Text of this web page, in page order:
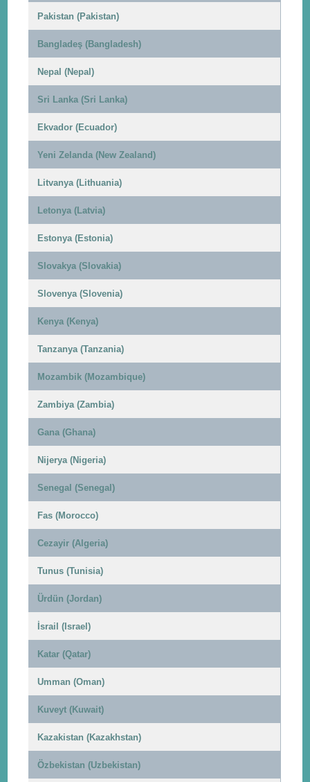
Pakistan (Pakistan)
Bangladeş (Bangladesh)
Nepal (Nepal)
Sri Lanka (Sri Lanka)
Ekvador (Ecuador)
Yeni Zelanda (New Zealand)
Litvanya (Lithuania)
Letonya (Latvia)
Estonya (Estonia)
Slovakya (Slovakia)
Slovenya (Slovenia)
Kenya (Kenya)
Tanzanya (Tanzania)
Mozambik (Mozambique)
Zambiya (Zambia)
Gana (Ghana)
Nijerya (Nigeria)
Senegal (Senegal)
Fas (Morocco)
Cezayir (Algeria)
Tunus (Tunisia)
Ürdün (Jordan)
İsrail (Israel)
Katar (Qatar)
Umman (Oman)
Kuveyt (Kuwait)
Kazakistan (Kazakhstan)
Özbekistan (Uzbekistan)